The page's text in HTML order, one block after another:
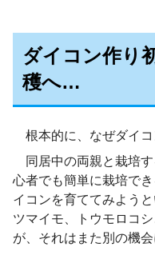
ダイコン作り
穫へ…
根本的に、なぜダイコ
同居中の両親と栽培す
心者でも簡単に栽培で
イコンを育ててみよう
ツマイモ、トウモロコ
が、それはまた別の機